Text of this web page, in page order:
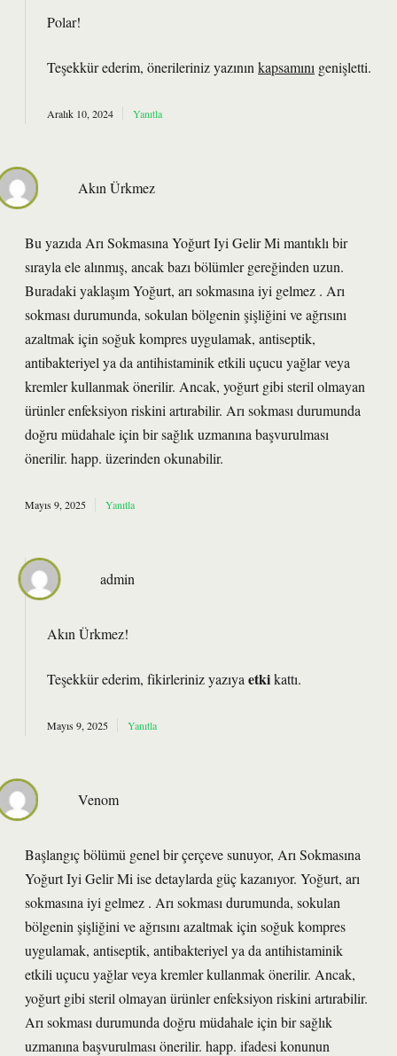
Polar!
Teşekkür ederim, önerileriniz yazının kapsamını genişletti.
Aralık 10, 2024 Yanıtla
Akın Ürkmez
Bu yazıda Arı Sokmasına Yoğurt Iyi Gelir Mi mantıklı bir
sırayla ele alınmış, ancak bazı bölümler gereğinden uzun.
Buradaki yaklaşım Yoğurt, arı sokmasına iyi gelmez . Arı
sokması durumunda, sokulan bölgenin şişliğini ve ağrısını
azaltmak için soğuk kompres uygulamak, antiseptik,
antibakteriyel ya da antihistaminik etkili uçucu yağlar veya
kremler kullanmak önerilir. Ancak, yoğurt gibi steril olmayan
ürünler enfeksiyon riskini artırabilir. Arı sokması durumunda
doğru müdahale için bir sağlık uzmanına başvurulması
önerilir. happ. üzerinden okunabilir.
Mayıs 9, 2025 Yanıtla
admin
Akın Ürkmez!
Teşekkür ederim, fikirleriniz yazıya etkikattı.
Mayıs 9, 2025 Yanıtla
Venom
Başlangıç bölümü genel bir çerçeve sunuyor, Arı Sokmasına
Yoğurt Iyi Gelir Mi ise detaylarda güç kazanıyor. Yoğurt, arı
sokmasına iyi gelmez . Arı sokması durumunda, sokulan
bölgenin şişliğini ve ağrısını azaltmak için soğuk kompres
uygulamak, antiseptik, antibakteriyel ya da antihistaminik
etkili uçucu yağlar veya kremler kullanmak önerilir. Ancak,
yoğurt gibi steril olmayan ürünler enfeksiyon riskini artırabilir.
Arı sokması durumunda doğru müdahale için bir sağlık
uzmanına başvurulması önerilir. happ. ifadesi konunun